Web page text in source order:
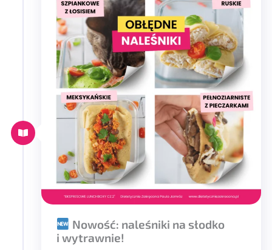
Nowość: naleśniki na słodko
i wytrawnie!